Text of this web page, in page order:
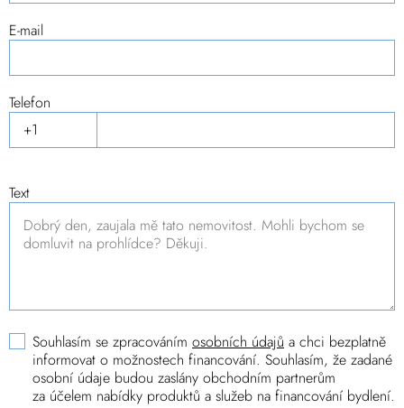
E-mail
Telefon
Text
Souhlasím se zpracováním osobních údajů a chci bezplatně
informovat o možnostech financování. Souhlasím, že zadané
osobní údaje budou zaslány obchodním partnerům
za účelem nabídky produktů a služeb na financování bydlení.